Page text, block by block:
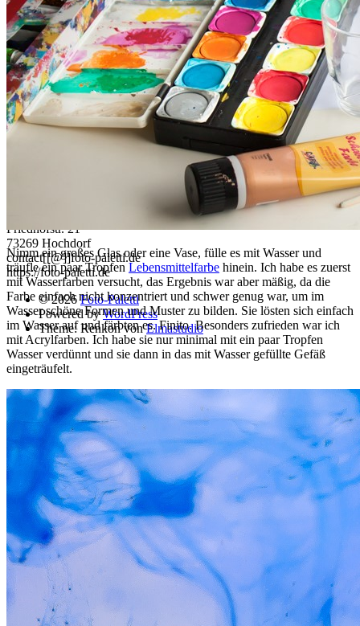
Nimm ein großes Glas oder eine Vase, fülle es mit Wasser und
träufle ein paar Tropfen Lebensmittelfarbe hinein. Ich habe es zuerst
mit Wasserfarben versucht, das Ergebnis war aber mäßig, da die
Farbe einfach nicht konzentriert und schwer genug war, um im
Wasser schöne Formen und Muster zu bilden. Sie lösten sich einfach
im Wasser auf und färbten es. Finito. Besonders zufrieden war ich
mit Acrylfarben. Ich habe sie nur minimal mit ein paar Tropfen
Wasser verdünnt und sie dann in das mit Wasser gefüllte Gefäß
eingeträufelt.
Ich bin Redakteurin im IT-Bereich,
fotografiere seit ungefähr 5 Jahren und blogge
seit 2013 hier auf Foto-Paletti. Am liebsten
mag ich die Kreativ-Fotografie und
spannende Bearbeitungstechniken. Gerne
fotografiere ich Pflanzen in all ihrer Pracht
oder Bescheidenheit, aber auch Food und
ästhetische Dekorations- und Wohnelemente.
Auch in der Microstock-Fotografie bin ich seit
ein paar Jahren mit Bildern in Agenturen
Friedhofstr. 21
73269 Hochdorf
contact[[@]]foto-paletti.de
https://foto-paletti.de
© 2026Foto-Paletti
Powered byWordPress
Theme: Renkon vonElmastudio
Home
Portfolio
Florales
Menschen
Stadt und Land
Weitere Fotoblogs
Über mich
Impressum
Datenschutz
Suche
TAG CLOUD